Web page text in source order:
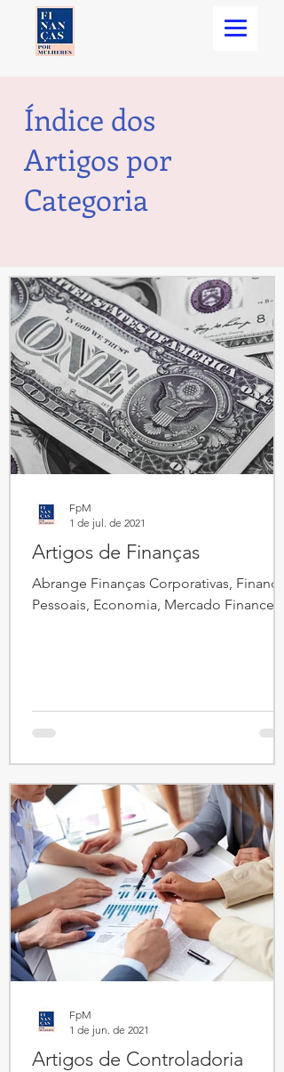
Índice dos
Artigos por
Categoria
Artigos de Finanças
Abrange Finanças Corporativas, Finanças
Pessoais, Economia, Mercado Financeiro
FpM
1 de jul. de 2021
Artigos de Controladoria
FpM
1 de jun. de 2021